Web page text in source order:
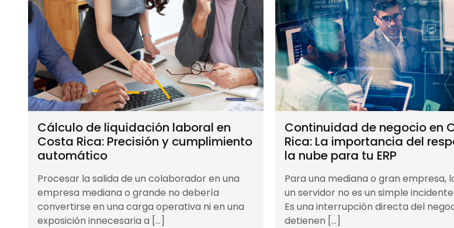
Cálculo de liquidación laboral en
Costa Rica: Precisión y cumplimiento
automático
Procesar la salida de un colaborador en una
empresa mediana o grande no debería
convertirse en una carga operativa ni en una
exposición innecesaria a […]
Continuidad de negocio en
Rica: La importancia del
la nube para tu ERP
Para una mediana o gran empresa,
un servidor no es un simple
Es una interrupción directa del
detienen […]